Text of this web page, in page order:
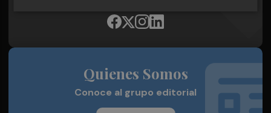
Quienes Somos
Conoce al grupo editorial